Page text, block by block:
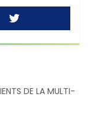
DE LA MULTI-